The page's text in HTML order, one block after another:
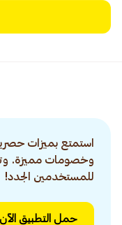
استمتع بميزات
وخصومات مميزة.
للمستخدمين الجدد!
حمل التطبيق الآن